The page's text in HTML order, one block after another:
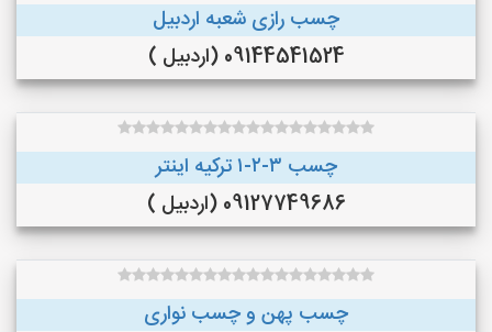
چسب رازی شعبه اردبیل
09144541524 (اردبیل )
چسب ۳-۲-۱ ترکیه اینتر
09127749686 (اردبیل )
چسب پهن و چسب نواری